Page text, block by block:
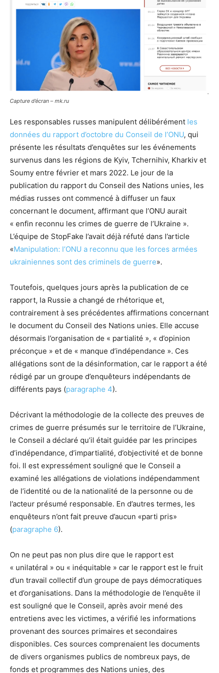
Capture d’écran – mk.ru
Les responsables russes manipulent délibérément les
données du rapport d’octobre du Conseil de l’ONU, qui
présente les résultats d’enquêtes sur les événements
survenus dans les régions de Kyiv, Tchernihiv, Kharkiv et
Soumy entre février et mars 2022. Le jour de la
publication du rapport du Conseil des Nations unies, les
médias russes ont commencé à diffuser un faux
concernant le document, affirmant que l’ONU aurait
« enfin reconnu les crimes de guerre de l’Ukraine ».
L’équipe de StopFake l’avait déjà réfuté dans l’article
«Manipulation: l’ONU a reconnu que les forces armées
ukrainiennes sont des criminels de guerre».
Toutefois, quelques jours après la publication de ce
rapport, la Russie a changé de rhétorique et,
contrairement à ses précédentes affirmations concernant
le document du Conseil des Nations unies. Elle accuse
désormais l’organisation de « partialité », « d’opinion
préconçue » et de « manque d’indépendance ». Ces
allégations sont de la désinformation, car le rapport a été
rédigé par un groupe d’enquêteurs indépendants de
différents pays (paragraphe 4).
Décrivant la méthodologie de la collecte des preuves de
crimes de guerre présumés sur le territoire de l’Ukraine,
le Conseil a déclaré qu’il était guidée par les principes
d’indépendance, d’impartialité, d’objectivité et de bonne
foi. Il est expressément souligné que le Conseil a
examiné les allégations de violations indépendamment
de l’identité ou de la nationalité de la personne ou de
l’acteur présumé responsable. En d’autres termes, les
enquêteurs n’ont fait preuve d’aucun «parti pris»
(paragraphe 6).
On ne peut pas non plus dire que le rapport est
« unilatéral » ou « inéquitable » car le rapport est le fruit
d’un travail collectif d’un groupe de pays démocratiques
et d’organisations. Dans la méthodologie de l’enquête il
est souligné que le Conseil, après avoir mené des
entretiens avec les victimes, a vérifié les informations
provenant des sources primaires et secondaires
disponibles. Ces sources comprenaient les documents
de divers organismes publics de nombreux pays, de
fonds et programmes des Nations unies, des